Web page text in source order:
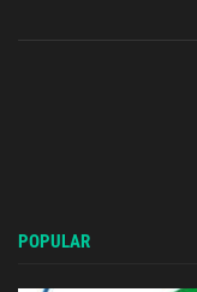
POPULAR